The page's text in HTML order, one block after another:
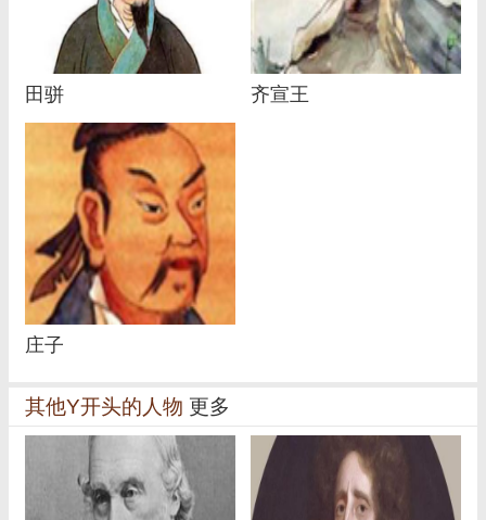
田骈 齐宣王
庄子
其他Y开头的人物 更多